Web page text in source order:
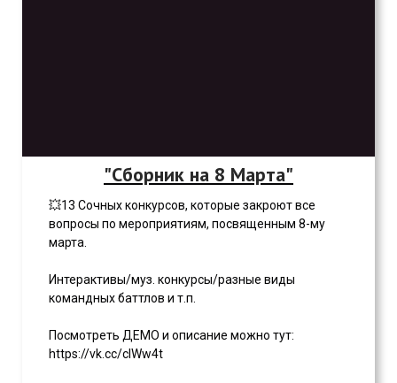
"Сборник на 8 Марта"
💥13 Сочных конкурсов, которые закроют все
вопросы по мероприятиям, посвященным 8-му
марта.
Интерактивы/муз. конкурсы/разные виды
командных баттлов и т.п.
Посмотреть ДЕМО и описание можно тут:
https://vk.cc/clWw4t